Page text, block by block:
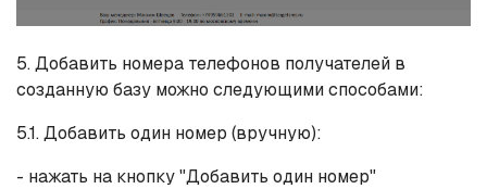
5. Добавить номера телефонов получателей в
созданную базу можно следующими способами:
5.1. Добавить один номер (вручную):
- нажать на кнопку "Добавить один номер"